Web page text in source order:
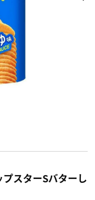
スターSバターし